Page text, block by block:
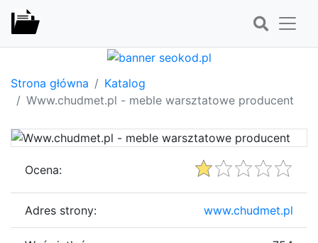
Strona główna
Katalog
Www.chudmet.pl - meble warsztatowe producent
Ocena:
Adres strony: www.chudmet.pl